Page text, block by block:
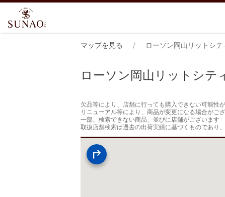
マップを見る ローソン岡山リットシテ
ローソン岡山リットシテ
欠品等により、店舗に行っても購入できない可能性
リニューアル等により、商品が変更になる場合がご
一部、検索できない商品、並びに店舗がございます
取扱店舗検索は過去の出荷実績に基づくものであり